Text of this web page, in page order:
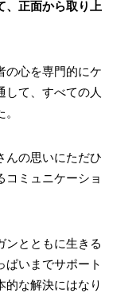
、正面から取り上
心を専門的にケ
して、すべての人
んの思いにただひ
コミュニケーショ
ンとともに生きる
ぱいまでサポート
的な解決にはなり